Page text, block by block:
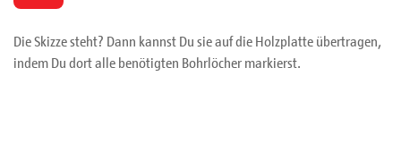
Die Skizze steht? Dann kannst Du sie auf die Holzplatte übertragen,
indem Du dort alle benötigten Bohrlöcher markierst.